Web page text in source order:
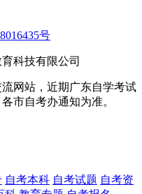
号
科技有限公司
网站，近期广东自学考试
市自考办通知为准。
自考本科 自考试题 自考资